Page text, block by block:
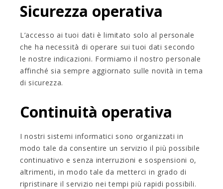
Sicurezza operativa
L’accesso ai tuoi dati è limitato solo al personale
che ha necessità di operare sui tuoi dati secondo
le nostre indicazioni. Formiamo il nostro personale
affinché sia sempre aggiornato sulle novità in tema
di sicurezza.
Continuità operativa
I nostri sistemi informatici sono organizzati in
modo tale da consentire un servizio il più possibile
continuativo e senza interruzioni e sospensioni o,
altrimenti, in modo tale da metterci in grado di
ripristinare il servizio nei tempi più rapidi possibili.